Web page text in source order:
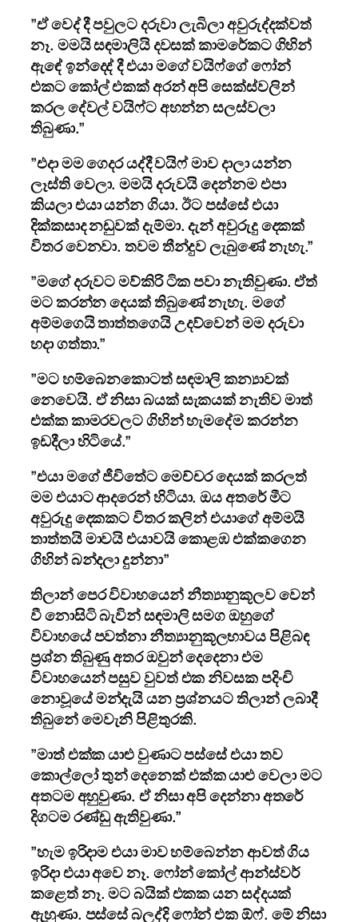
”ඒ වෙද් දී පවුලට දරුවා ලැබිලා අවුරුද්දක්වත්
නෑ. මමයි සඳමාලියි දවසක් කාමරේකට ගිහින්
ඇඳේ ඉන්දෙද් දී එයා මගේ වයිෆ්ගේ ෆෝන්
එකට කෝල් එකක් අරන් අපි සෙක්ස්වලින්
කරල දේවල් වයිෆ්ට අහන්න සලස්වලා
තිබුණා.”
”එදා මම ගෙදර යද්දී වයිෆ් මාව දාලා යන්න
ලෑස්ති වෙලා. මමයි දරුවයි දෙන්නම එපා
කියලා එයා යන්න ගියා. ඊට පස්සේ එයා
දික්කසාද නඩුවක් දැම්මා. දැන් අවුරුදු දෙකක්
විතර වෙනවා. තවම තීන්දුව ලැබුණේ නැහැ.”
”මගේ දරුවට මව්කිරි ටික පවා නැතිවුණා. ඒත්
මට කරන්න දෙයක් තිබුණේ නැහැ. මගේ
අම්මගෙයි තාත්තගෙයි උදව්වෙන් මම දරුවා
හදා ගත්තා.”
”මට හම්බෙනකොටත් සඳමාලි කන්‍යාවක්
නෙවෙයි. ඒ නිසා බයක් සැකයක් නැතිව මාත්
එක්ක කාමරවලට ගිහින් හැමදේම කරන්න
ඉඩදීලා හිටියේ.”
”එයා මගේ ජීවිතේට මෙච්චර දෙයක් කරලත්
මම එයාට ආදරෙන් හිටියා. ඔය අතරේ මීට
අවුරුදු දෙකකට විතර කලින් එයාගේ අම්මයි
තාත්තයි මාවයි එයාවයි කොළඹ එක්කගෙන
ගිහින් බන්දලා දුන්නා”
තිලාන් පෙර විවාහයෙන් නීත්‍යානුකූලව වෙන්
වී නොසිටි බැවින් සඳමාලි සමග ඔහුගේ
විවාහයේ පවත්නා නීත්‍යානුකූලභාවය පිළිබඳ
ප්‍රශ්න තිබුණු අතර ඔවුන් දෙදෙනා එම
විවාහයෙන් පසුව වුවත් එක නිවසක පදිංචි
නොවූයේ මන්දැයි යන ප්‍රශ්නයට තිලාන් ලබාදී
තිබුනේ මෙවැනි පිළිතුරකි.
”මාත් එක්ක යාළු වුණාට පස්සේ එයා තව
කොල්ලෝ තුන් දෙනෙක් එක්ක යාළු වෙලා මට
අතටම අහුවුණා. ඒ නිසා අපි දෙන්නා අතරේ
දිගටම රණ්ඩු ඇතිවුණා.”
”හැම ඉරිදාම එයා මාව හම්බෙන්න ආවත් ගිය
ඉරිදා එයා අවෙ නෑ. ෆෝන් කෝල් ආන්ස්වර්
කළෙත් නෑ. මට බයික් එකක යන සද්දයක්
ඇහුණා. පස්සේ බලද්දි ෆෝන් එක ඕෆ්. මේ නිසා